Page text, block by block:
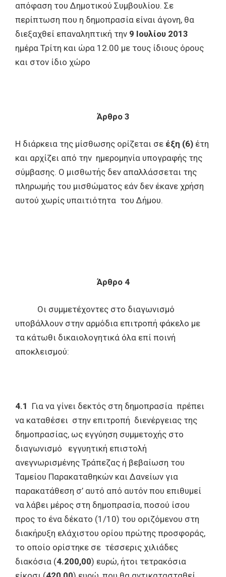
απόφαση του Δημοτικού Συμβουλίου. Σε
περίπτωση που η δημοπρασία είναι άγονη, θα
διεξαχθεί επαναληπτική την 9 Ιουλίου 2013
ημέρα Τρίτη και ώρα 12.00 με τους ίδιους όρους
και στον ίδιο χώρο
Άρθρο 3
Η διάρκεια της μίσθωσης ορίζεται σε έξη (6) έτη
και αρχίζει από την ημερομηνία υπογραφής της
σύμβασης. Ο μισθωτής δεν απαλλάσσεται της
πληρωμής του μισθώματος εάν δεν έκανε χρήση
αυτού χωρίς υπαιτιότητα του Δήμου.
Άρθρο 4
Οι συμμετέχοντες στο διαγωνισμό
υποβάλλουν στην αρμόδια επιτροπή φάκελο με
τα κάτωθι δικαιολογητικά όλα επί ποινή
αποκλεισμού:
4.1 Για να γίνει δεκτός στη δημοπρασία πρέπει
να καταθέσει στην επιτροπή διενέργειας της
δημοπρασίας, ως εγγύηση συμμετοχής στο
διαγωνισμό εγγυητική επιστολή
ανεγνωρισμένης Τράπεζας ή βεβαίωση του
Ταμείου Παρακαταθηκών και Δανείων για
παρακατάθεση σ’ αυτό από αυτόν που επιθυμεί
να λάβει μέρος στη δημοπρασία, ποσού ίσου
προς το ένα δέκατο (1/10) του οριζόμενου στη
διακήρυξη ελάχιστου ορίου πρώτης προσφοράς,
το οποίο ορίστηκε σε τέσσερις χιλιάδες
διακόσια (4.200,00) ευρώ, ήτοι τετρακόσια